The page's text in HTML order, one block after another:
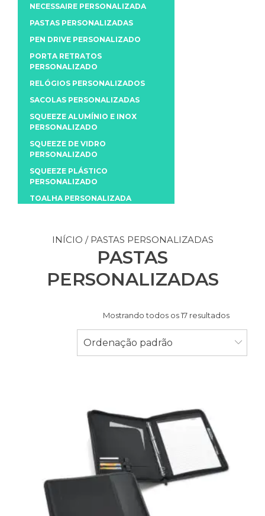
INÍCIO / PASTAS PERSONALIZADAS
PASTAS
PERSONALIZADAS
Mostrando todos os 17 resultados
Ordenação padrão
NECESSAIRE PERSONALIZADA
PASTAS PERSONALIZADAS
PEN DRIVE PERSONALIZADO
PORTA RETRATOS
PERSONALIZADO
RELÓGIOS PERSONALIZADOS
SACOLAS PERSONALIZADAS
SQUEEZE ALUMÍNIO E INOX
PERSONALIZADO
SQUEEZE DE VIDRO
PERSONALIZADO
SQUEEZE PLÁSTICO
PERSONALIZADO
TOALHA PERSONALIZADA